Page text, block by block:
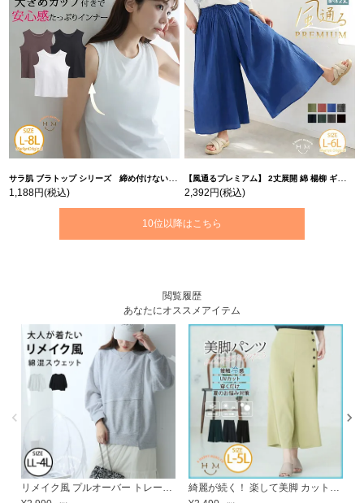
サラ肌 ブラトップ シリーズ 締め付けない リブ タンクトップ | 大きいサイズの通販ならハッピーマリリン
1,188円(税込)
【風通るプレミアム】 2丈展開 綿 楊柳 ギャザー フレア スカンツ 【ウェストゴム】 | 大きいサイズの通販ならハッピーマリリン
2,392円(税込)
10位以降はこちら
閲覧履歴
あなたにオススメアイテム
リメイク風 プルオーバー トレーナー | 大きいサイズの通販ならハッピーマリリン
綺麗が続く！ 楽して美脚 カットジョーゼット サイドボタン ワイドパンツ | 大きいサイズの通販ならハッピーマリリン